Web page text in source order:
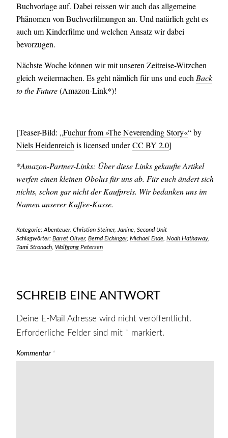
Buchvorlage auf. Dabei reissen wir auch das allgemeine
Phänomen von Buchverfilmungen an. Und natürlich geht es
auch um Kinderfilme und welchen Ansatz wir dabei
bevorzugen.
Nächste Woche können wir mit unseren Zeitreise-Witzchen
gleich weitermachen. Es geht nämlich für uns und euch Back
to the Future(Amazon-Link*)!
[Teaser-Bild: „Fuchur from »The Neverending Story«“ by
Niels Heidenreich is licensed underCC BY 2.0]
*Amazon-Partner-Links: Über diese Links gekaufte Artikel
werfen einen kleinen Obolus für uns ab. Für euch ändert sich
nichts, schon gar nicht der Kaufpreis. Wir bedanken uns im
Namen unserer Kaffee-Kasse.
Kategorie: Abenteuer, Christian Steiner, Janine, Second Unit
Schlagwörter: Barret Oliver, Bernd Eichinger, Michael Ende, Noah Hathaway,
Tami Stronach, Wolfgang Petersen
SCHREIB EINE ANTWORT
Deine E-Mail Adresse wird nicht veröffentlicht.
Erforderliche Felder sind mit * markiert.
Kommentar *